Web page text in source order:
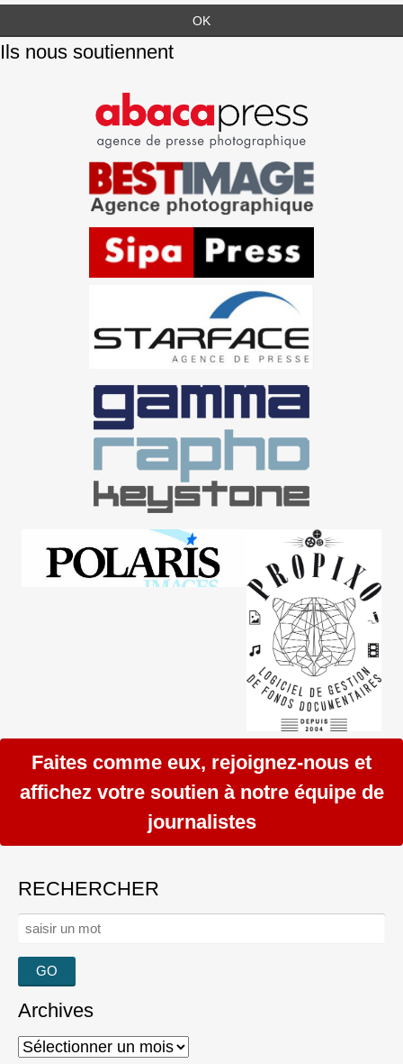
Ils nous soutiennent
Faites comme eux, rejoignez-nous et
affichez votre soutien à notre équipe de
journalistes
RECHERCHER
Rechercher :
Archives
Archives